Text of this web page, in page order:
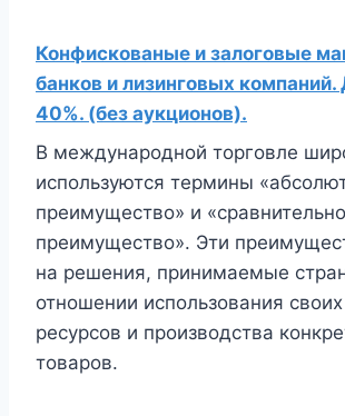
Конфискованые и залоговые
банков и лизинговых компаний.
40%. (без аукционов).
В международной торговле
используются термины
преимущество» и
преимущество». Эти
на решения, принимаемые
отношении использования
ресурсов и производства
товаров.